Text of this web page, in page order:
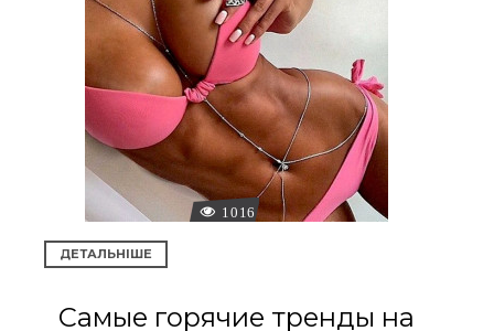
1016
ДЕТАЛЬНІШЕ
Самые горячие тренды на